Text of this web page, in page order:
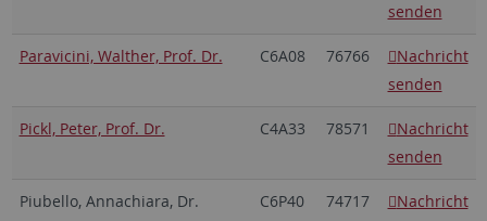
senden
Paravicini, Walther, Prof. Dr. C6A08 76766
Nachricht
senden
Pickl, Peter, Prof. Dr. C4A33 78571
Nachricht
senden
Piubello, Annachiara, Dr. C6P40 74717
Nachricht